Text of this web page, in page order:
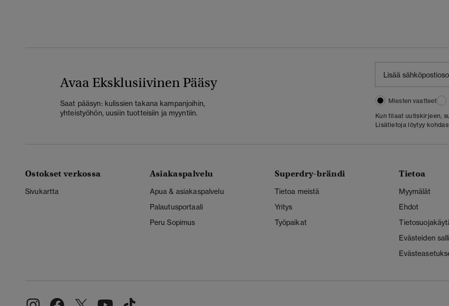
Avaa Eksklusiivinen Pääsy
Saat pääsyn: kulissien takana kampanjoihin,
yhteistyöhön, uusiin tuotteisiin ja myyntiin.
Miesten vaatteet
Kun tilaat uutiskirjeen,
Lisätietoja löytyy
Ostokset verkossa
Sivukartta
Asiakaspalvelu
Apua & asiakaspalvelu
Palautusportaali
Peru Sopimus
Superdry-brändi
Tietoa meistä
Yritys
Työpaikat
Tietoa
Myymälät
Ehdot
Evästeiden